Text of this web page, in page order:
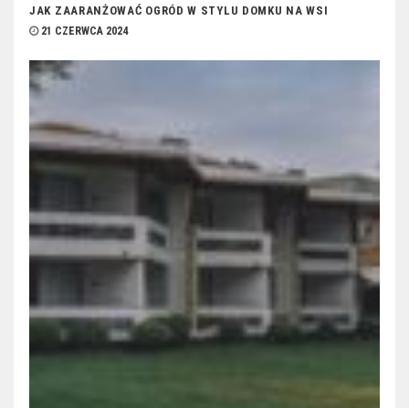
JAK ZAARANŻOWAĆ OGRÓD W STYLU DOMKU NA WSI
21 CZERWCA 2024